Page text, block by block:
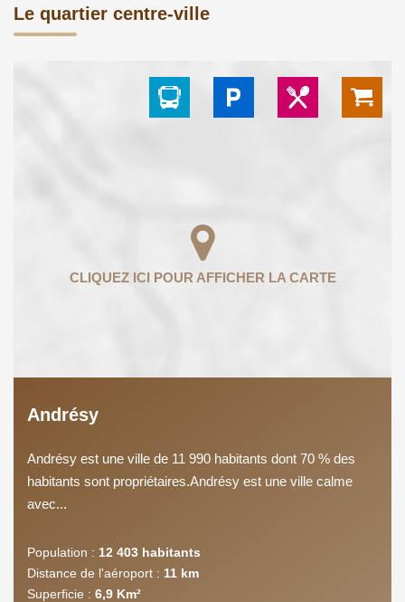
Le quartier centre-ville
Andrésy
Andrésy est une ville de 11 990 habitants dont 70 % des
habitants sont propriétaires.Andrésy est une ville calme
avec...
Population : 12 403 habitants
Distance de l'aéroport : 11 km
Superficie : 6,9 Km²